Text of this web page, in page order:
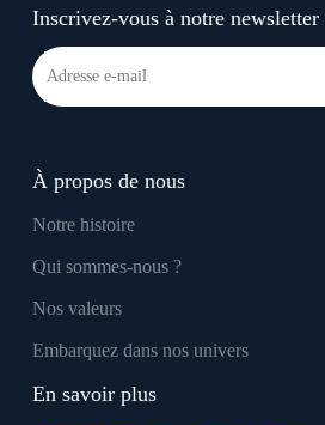
Inscrivez-vous à notre newsletter
À propos de nous
Notre histoire
Qui sommes-nous ?
Nos valeurs
Embarquez dans nos univers
En savoir plus